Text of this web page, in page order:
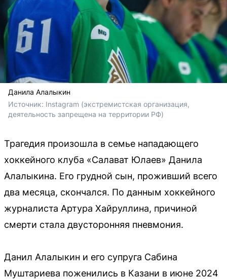
Данила Алалыкин
Источник: Instagram (экстремистская организация,
деятельность запрещена на территории РФ)
Трагедия произошла в семье нападающего
хоккейного клуба «Салават Юлаев» Данила
Алалыкина. Его грудной сын, проживший всего
два месяца, скончался. По данным хоккейного
журналиста Артура Хайруллина, причиной
смерти стала двусторонняя пневмония.
Данил Алалыкин и его супруга Сабина
Муштариева поженились в Казани в июне 2024